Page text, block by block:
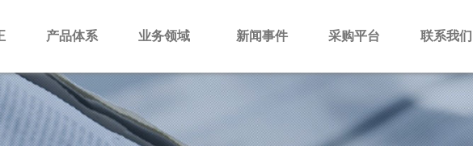
产品体系 业务领域 新闻事件 采购平台 联系我们